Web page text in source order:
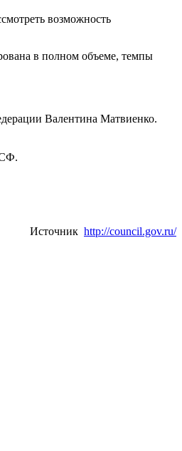
возможность
в полном объеме, темпы
Валентина Матвиенко.
СФ.
Источник http://council.gov.ru/